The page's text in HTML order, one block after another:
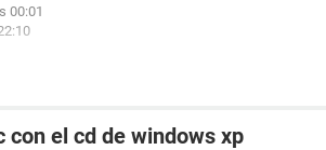
00:01
con el cd de windows xp